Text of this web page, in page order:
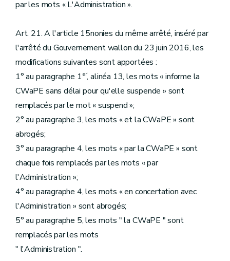
par les mots « L'Administration ».
Art. 21. A l'article 15nonies du même arrêté, inséré par
l'arrêté du Gouvernement wallon du 23 juin 2016, les
modifications suivantes sont apportées :
1° au paragraphe 1er, alinéa 13, les mots « informe la
CWaPE sans délai pour qu'elle suspende » sont
remplacés par le mot « suspend »;
2° au paragraphe 3, les mots « et la CWaPE » sont
abrogés;
3° au paragraphe 4, les mots « par la CWaPE » sont
chaque fois remplacés par les mots « par
l'Administration »;
4° au paragraphe 4, les mots « en concertation avec
l'Administration » sont abrogés;
5° au paragraphe 5, les mots " la CWaPE " sont
remplacés par les mots
" l'Administration ".